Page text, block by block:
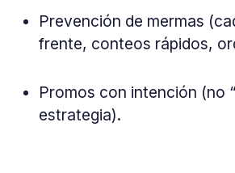
Prevención de mermas
frente, conteos rápidos,
Promos con intención (no
estrategia).